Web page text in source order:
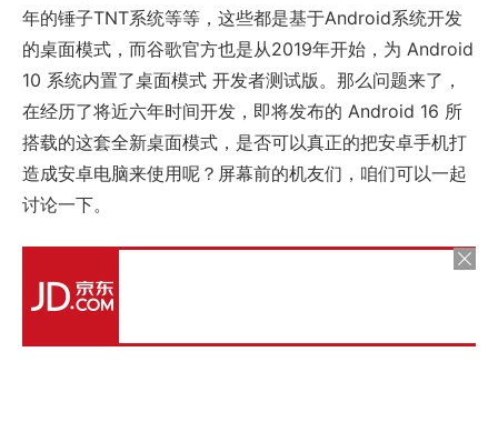
年的锤子TNT系统等等，这些都是基于Android系统开发
的桌面模式，而谷歌官方也是从2019年开始，为 Android
10 系统内置了桌面模式 开发者测试版。那么问题来了，
在经历了将近六年时间开发，即将发布的 Android 16 所
搭载的这套全新桌面模式，是否可以真正的把安卓手机打
造成安卓电脑来使用呢？屏幕前的机友们，咱们可以一起
讨论一下。